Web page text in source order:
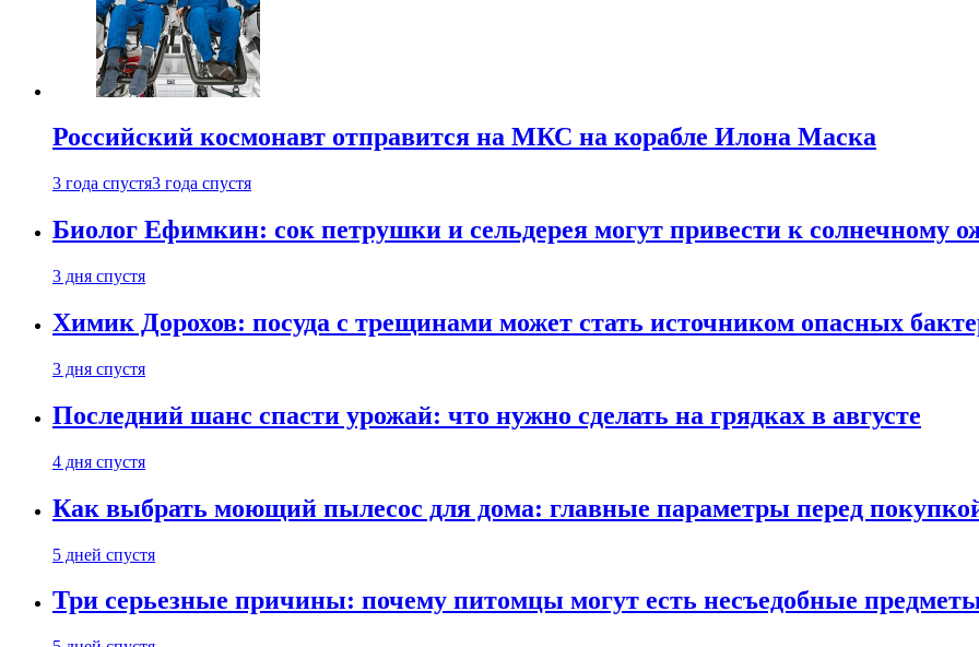
Российский космонавт отправится на МКС на корабле Илона Маска
3 года спустя3 года спустя
Биолог Ефимкин: сок петрушки и сельдерея могут привести к солнечному
3 дня спустя
Химик Дорохов: посуда с трещинами может стать источником опасных
3 дня спустя
Последний шанс спасти урожай: что нужно сделать на грядках в августе
4 дня спустя
Как выбрать моющий пылесос для дома: главные параметры перед
5 дней спустя
Три серьезные причины: почему питомцы могут есть несъедобные